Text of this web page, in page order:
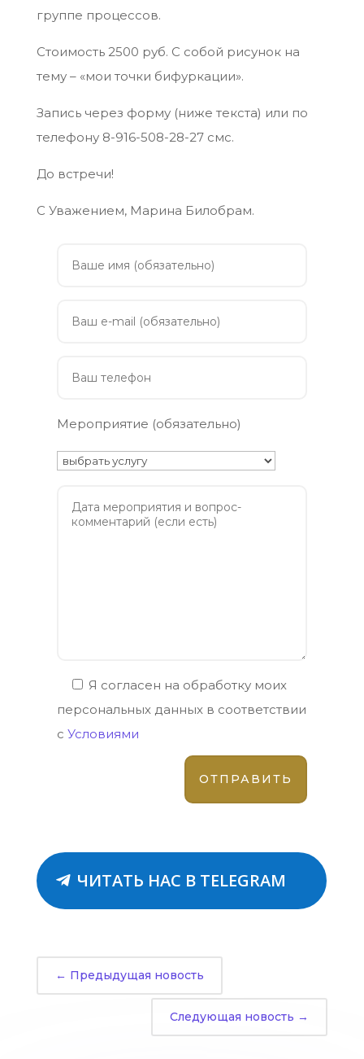
группе процессов.
Стоимость 2500 руб. С собой рисунок на
тему – «мои точки бифуркации».
Запись через форму (ниже текста) или по
телефону 8-916-508-28-27 смс.
До встречи!
С Уважением, Марина Билобрам.
Мероприятие (обязательно)
Я согласен на обработку моих
персональных данных в соответствии
с Условиями
ЧИТАТЬ НАС В TELEGRAM
← Предыдущая новость
Следующая новость →